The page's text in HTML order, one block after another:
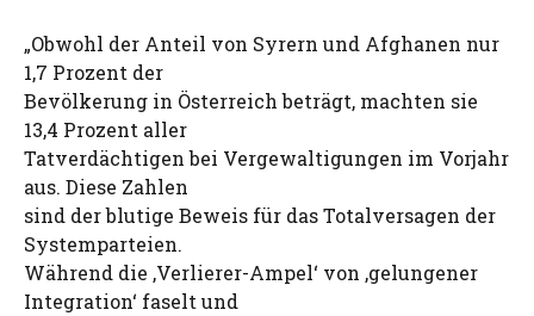
„Obwohl der Anteil von Syrern und Afghanen nur
1,7 Prozent der
Bevölkerung in Österreich beträgt, machten sie
13,4 Prozent aller
Tatverdächtigen bei Vergewaltigungen im Vorjahr
aus. Diese Zahlen
sind der blutige Beweis für das Totalversagen der
Systemparteien.
Während die ‚Verlierer-Ampel‘ von ‚gelungener
Integration‘ faselt und